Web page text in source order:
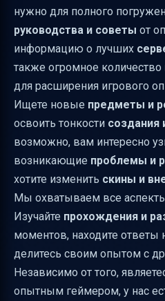
нужно для полного
руководства и советы от
информацию о лучших
также огромное количество
для расширения игрового
Ищете новые предметы и
освоить тонкости создания
возможно, вам интересно
возникающие проблемы и
хотите изменить скины и
Мы охватываем все
Изучайте прохождения и
моментов, находите ответы
делитесь своим опытом с
Независимо от того,
опытным геймером, у нас